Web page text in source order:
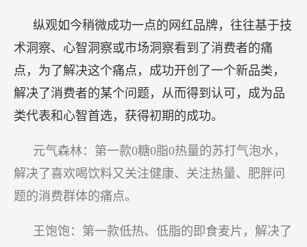
纵观如今稍微成功一点的网红品牌，往往基于技
术洞察、心智洞察或市场洞察看到了消费者的痛
点，为了解决这个痛点，成功开创了一个新品类，
解决了消费者的某个问题，从而得到认可，成为品
类代表和心智首选，获得初期的成功。
元气森林：第一款0糖0脂0热量的苏打气泡水，
解决了喜欢喝饮料又关注健康、关注热量、肥胖问
题的消费群体的痛点。
王饱饱：第一款低热、低脂的即食麦片，解决了